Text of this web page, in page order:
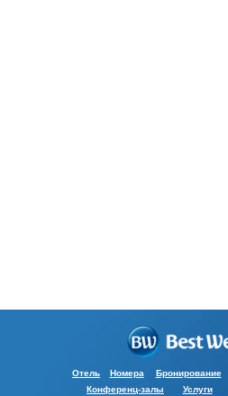
Отель Номера Бронирование
Услуги
Конференц-залы